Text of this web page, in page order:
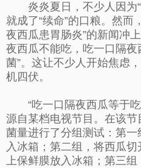
炎炎夏日，不少人因为“
就成了“续命”的口粮。然而
夜西瓜患胃肠炎”的新闻冲
夜西瓜不能吃，吃一口隔夜
菌”。这让不少人开始焦虑
机四伏。
“吃一口隔夜西瓜等于吃
源自某档电视节目。在该
菌量进行了分组测试：第
入冰箱；第二组，将西瓜
上保鲜膜放入冰箱；第三